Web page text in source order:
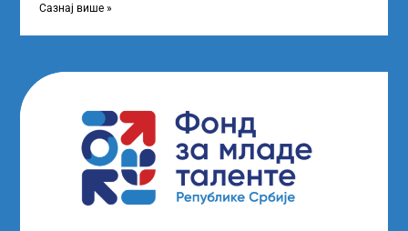
Сазнај више »